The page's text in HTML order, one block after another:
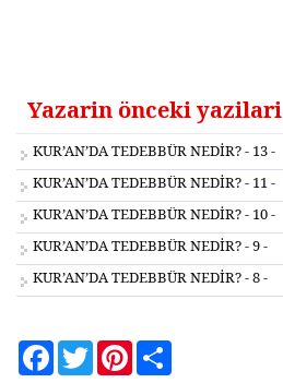
Yazarin önceki yazilari
KUR’AN’DA TEDEBBÜR NEDİR? - 13 -
KUR’AN’DA TEDEBBÜR NEDİR? - 11 -
KUR’AN’DA TEDEBBÜR NEDİR? - 10 -
KUR’AN’DA TEDEBBÜR NEDİR? - 9 -
KUR’AN’DA TEDEBBÜR NEDİR? - 8 -
FacebookTwitterPinterest